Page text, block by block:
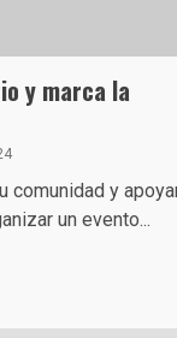
y marca la
comunidad y
un evento...